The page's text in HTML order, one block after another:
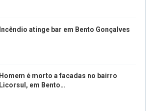
Incêndio atinge bar em Bento Gonçalves
Homem é morto a facadas no bairro
Licorsul, em Bento…